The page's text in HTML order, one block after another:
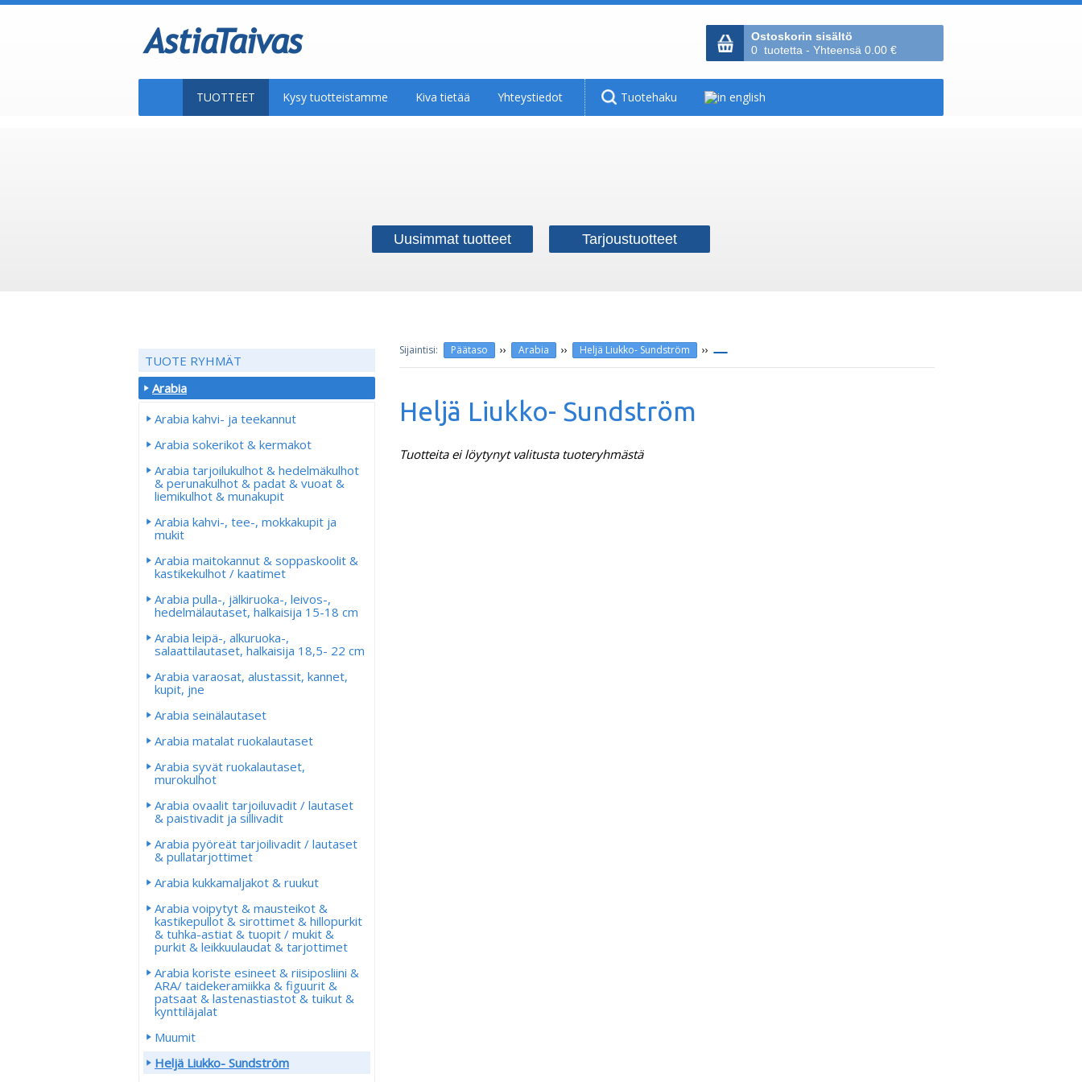
Ostoskorin sisältö
0 tuotetta - Yhteensä 0.00 €
TUOTTEET Kysy tuotteistamme Kiva tietää Yhteystiedot Tuotehaku
Uusimmat tuotteet Tarjoustuotteet
Päätaso ›› Arabia ›› Heljä Liukko- Sundström ››
Heljä Liukko- Sundström
Tuotteita ei löytynyt valitusta tuoteryhmästä
TUOTE RYHMÄT
Arabia
Arabia kahvi- ja teekannut
Arabia sokerikot & kermakot
Arabia tarjoilukulhot & hedelmäkulhot
& perunakulhot & padat & vuoat &
liemikulhot & munakupit
Arabia kahvi-, tee-, mokkakupit ja
mukit
Arabia maitokannut & soppaskoolit &
kastikekulhot / kaatimet
Arabia pulla-, jälkiruoka-, leivos-,
hedelmälautaset, halkaisija 15-18 cm
Arabia leipä-, alkuruoka-,
salaattilautaset, halkaisija 18,5- 22 cm
Arabia varaosat, alustassit, kannet,
kupit, jne
Arabia seinälautaset
Arabia matalat ruokalautaset
Arabia syvät ruokalautaset,
murokulhot
Arabia ovaalit tarjoiluvadit / lautaset
& paistivadit ja sillivadit
Arabia pyöreät tarjoilivadit / lautaset
& pullatarjottimet
Arabia kukkamaljakot & ruukut
Arabia voipytyt & mausteikot &
kastikepullot & sirottimet & hillopurkit
& tuhka-astiat & tuopit / mukit &
purkit & leikkuulaudat & tarjottimet
Arabia koriste esineet & riisiposliini &
ARA/ taidekeramiikka & figuurit &
patsaat & lastenastiastot & tuikut &
kynttiläjalat
Muumit
Heljä Liukko- Sundström